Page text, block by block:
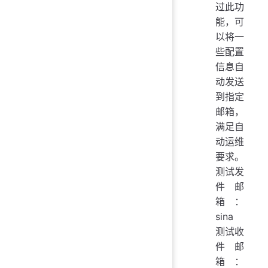
过此功
能，可
以将一
些配置
信息自
动发送
到指定
邮箱，
满足自
动运维
要求。
测试发
件邮
箱：
sina
测试收
件邮
箱：